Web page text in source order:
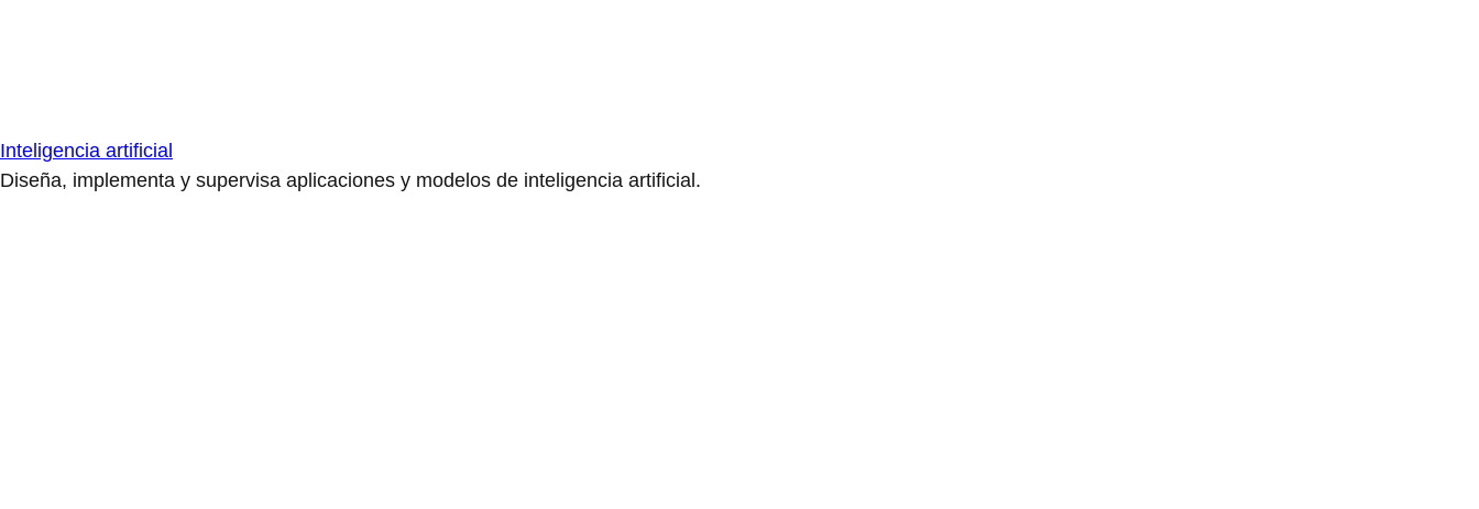
Inteligencia artificial
Diseña, implementa y supervisa aplicaciones y modelos de inteligencia artificial.